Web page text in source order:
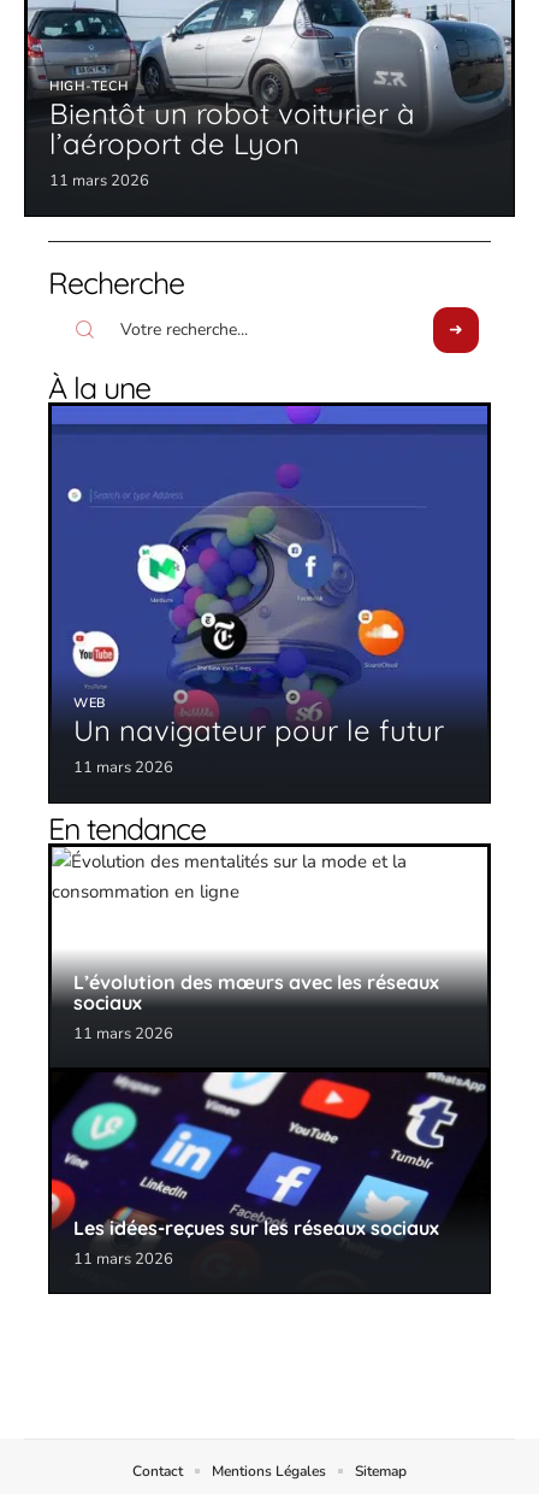
HIGH-TECH
Bientôt un robot voiturier à
l’aéroport de Lyon
11 mars 2026
Recherche
À la une
WEB
Un navigateur pour le futur
11 mars 2026
En tendance
L’évolution des mœurs avec les réseaux
sociaux
11 mars 2026
Les idées-reçues sur les réseaux sociaux
11 mars 2026
Contact Mentions Légales Sitemap